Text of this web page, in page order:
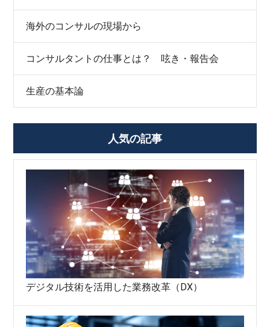
海外のコンサルの現場から
コンサルタントの仕事とは？ 呟き・報告会
生産の基本論
人気の記事
デジタル技術を活用した業務改革（DX）